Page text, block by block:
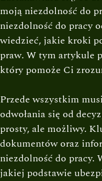
moją niezdolność do
niezdolność do pracy
wiedzieć, jakie kroki
praw. W tym artykule
który pomoże Ci
Przede wszystkim
odwołania się od
prosty, ale możliwy.
dokumentów oraz
niezdolność do pracy.
jakiej podstawie